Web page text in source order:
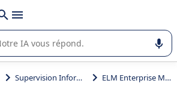
avec
dans l'utilisation ou la sélection de
Supervision Informatique ELM Enterprise Manager